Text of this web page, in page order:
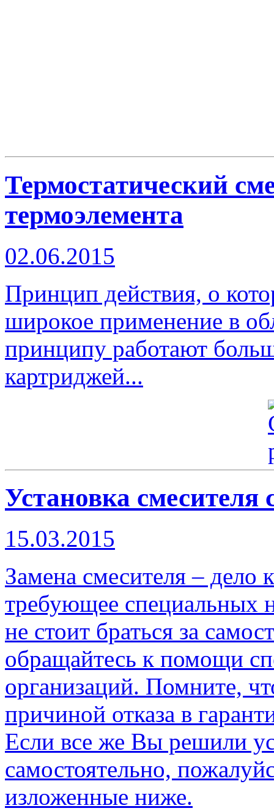
Термостатический
термоэлемента
02.06.2015
Принцип действия, о
широкое применение в
принципу работают
картриджей...
Установка
15.03.2015
Замена смесителя – дело
требующее специальных
не стоит браться за
обращайтесь к помощи
организаций. Помните,
причиной отказа в
Если все же Вы решили
самостоятельно,
изложенные ниже.